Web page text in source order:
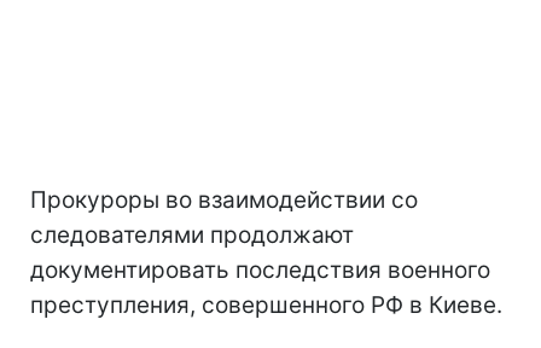
Прокуроры во взаимодействии со
следователями продолжают
документировать последствия военного
преступления, совершенного РФ в Киеве.